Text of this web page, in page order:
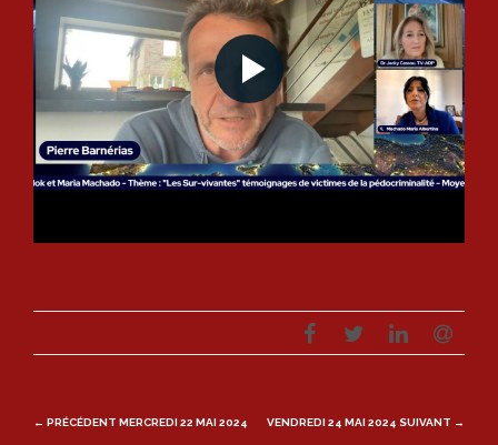
Post
← PRÉCÉDENT MERCREDI 22 MAI 2024 VENDREDI 24 MAI 2024 SUIVANT →